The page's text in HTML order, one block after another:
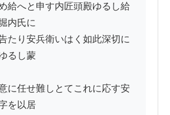
給へと申す内匠頭殿ゆるし給
内氏に
たり安兵衛いはく如此深切に
るし蒙
に任せ難しとてこれに応す安
を以居